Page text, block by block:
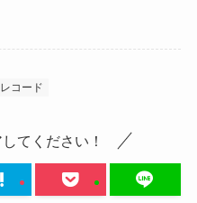
レコード
てください！